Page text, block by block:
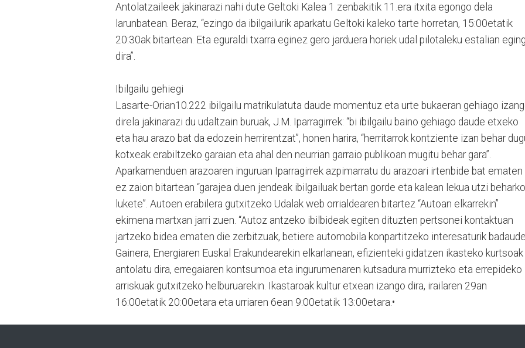
Antolatzaileek jakinarazi nahi dute Geltoki Kalea 1 zenbakitik 11.era itxita egongo dela
larunbatean. Beraz, “ezingo da ibilgailurik aparkatu Geltoki kaleko tarte horretan, 15:00etatik
20:30ak bitartean. Eta eguraldi txarra eginez gero jarduera horiek udal pilotaleku estalian
dira”.
Ibilgailu gehiegi
Lasarte-Orian10.222 ibilgailu matrikulatuta daude momentuz eta urte bukaeran gehiago
direla jakinarazi du udaltzain buruak, J.M. Iparragirrek: “bi ibilgailu baino gehiago daude etxeko
eta hau arazo bat da edozein herrirentzat”, honen harira, “herritarrok kontziente izan behar
kotxeak erabiltzeko garaian eta ahal den neurrian garraio publikoan mugitu behar gara”.
Aparkamenduen arazoaren inguruan Iparragirrek azpimarratu du arazoari irtenbide bat ematen
ez zaion bitartean “garajea duen jendeak ibilgailuak bertan gorde eta kalean lekua utzi beharko
lukete”. Autoen erabilera gutxitzeko Udalak web orrialdearen bitartez “Autoan elkarrekin”
ekimena martxan jarri zuen. “Autoz antzeko ibilbideak egiten dituzten pertsonei kontaktuan
jartzeko bidea ematen die zerbitzuak, betiere automobila konpartitzeko interesaturik
Gainera, Energiaren Euskal Erakundearekin elkarlanean, efizienteki gidatzen ikasteko kurtsoak
antolatu dira, erregaiaren kontsumoa eta ingurumenaren kutsadura murrizteko eta errepideko
arriskuak gutxitzeko helburuarekin. Ikastaroak kultur etxean izango dira, irailaren 29an
16:00etatik 20:00etara eta urriaren 6ean 9:00etatik 13:00etara.•